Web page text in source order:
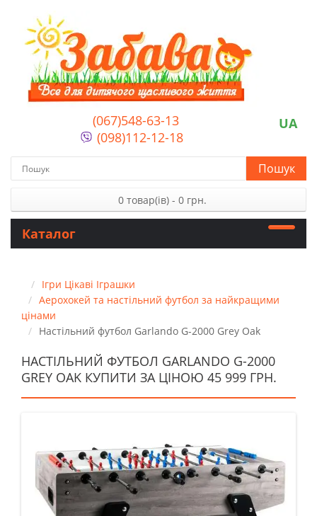
(067)548-63-13
(098)112-12-18
UA
Пошук
0 товар(ів) - 0 грн.
Каталог
Ігри Цікаві Іграшки
Аерохокей та настільний футбол за найкращими
цінами
Настільний футбол Garlando G-2000 Grey Oak
НАСТІЛЬНИЙ ФУТБОЛ GARLANDO G-2000
GREY OAK КУПИТИ ЗА ЦІНОЮ 45 999 ГРН.